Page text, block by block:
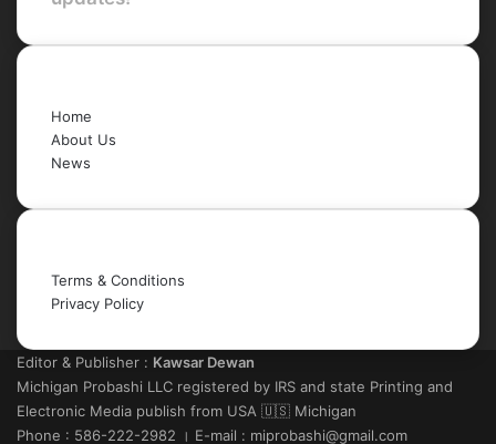
Home
About Us
News
Terms & Conditions
Privacy Policy
Editor & Publisher : Kawsar Dewan
Michigan Probashi LLC registered by IRS and state Printing and
Electronic Media publish from USA 🇺🇸 Michigan
Phone : 586-222-2982 । E-mail : miprobashi@gmail.com